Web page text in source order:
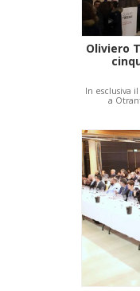
Oliviero
In esclusiva
a